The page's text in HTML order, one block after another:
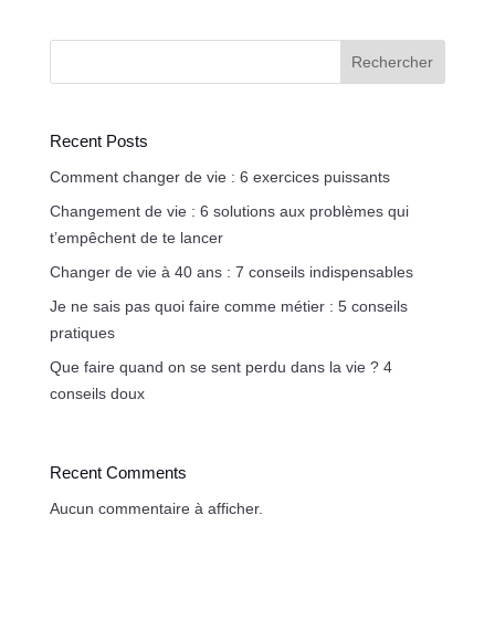
Rechercher
Recent Posts
Comment changer de vie : 6 exercices puissants
Changement de vie : 6 solutions aux problèmes qui
t’empêchent de te lancer
Changer de vie à 40 ans : 7 conseils indispensables
Je ne sais pas quoi faire comme métier : 5 conseils
pratiques
Que faire quand on se sent perdu dans la vie ? 4
conseils doux
Recent Comments
Aucun commentaire à afficher.